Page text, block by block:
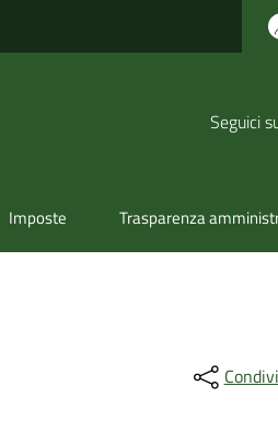
Seguici
Imposte Trasparenza